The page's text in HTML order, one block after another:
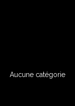
Aucune catégorie